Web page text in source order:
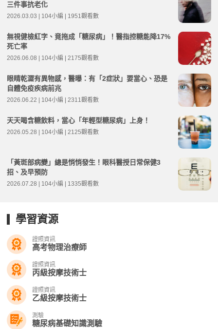
三件事抗老化
2026.03.03 | 104小編 | 1951觀看數
無視健檢紅字、竟拖成「糖尿病」！醫指控糖能降17%
死亡率
2026.06.08 | 104小編 | 2175觀看數
眼睛乾澀有異物感，醫曝：有「2症狀」要當心、恐是
自體免疫疾病前兆
2026.06.22 | 104小編 | 2311觀看數
天天喝含糖飲料，當心「年輕型糖尿病」上身！
2026.05.28 | 104小編 | 2125觀看數
「黃斑部病變」總是悄悄發生！眼科醫授日常保健3
招、及早預防
2026.07.28 | 104小編 | 1335觀看數
學習資源
證照資訊
高考物理治療師
證照資訊
丙級按摩技術士
證照資訊
乙級按摩技術士
測驗
糖尿病基礎知識測驗